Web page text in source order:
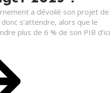
a dévoilé son projet de
s’attendre, alors que le
plus de 6 % de son PIB d'ici